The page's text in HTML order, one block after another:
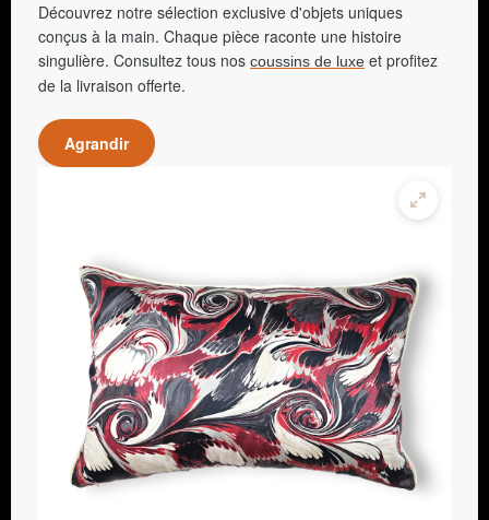
Découvrez notre sélection exclusive d'objets uniques
conçus à la main. Chaque pièce raconte une histoire
singulière. Consultez tous nos coussins de luxe et profitez
de la livraison offerte.
Agrandir